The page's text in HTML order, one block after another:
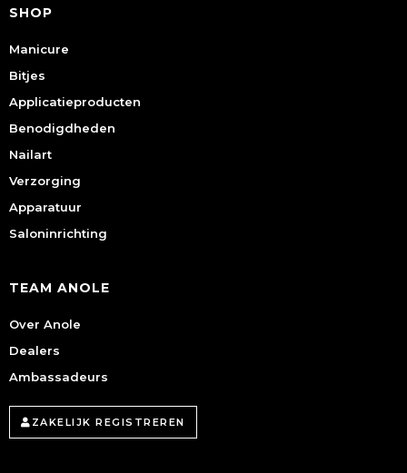
SHOP
Manicure
Bitjes
Applicatieproducten
Benodigdheden
Nailart
Verzorging
Apparatuur
Saloninrichting
TEAM ANOLE
Over Anole
Dealers
Ambassadeurs
ZAKELIJK REGISTREREN